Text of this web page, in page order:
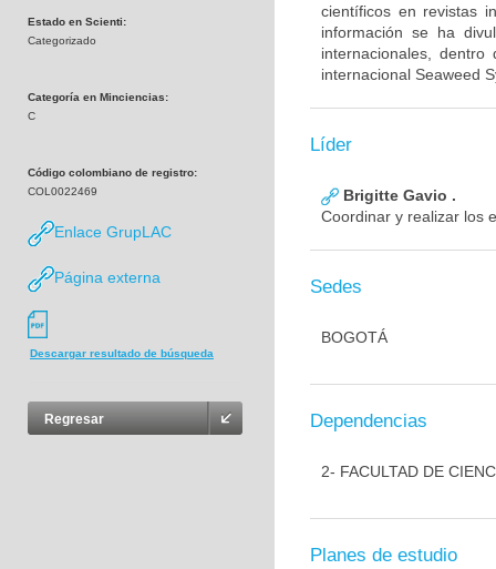
Estado en Scienti:
Categorizado
Categoría en Minciencias:
C
Código colombiano de registro:
COL0022469
Enlace GrupLAC
Página externa
Descargar resultado de búsqueda
Regresar
científicos en revistas
información se ha
internacionales,
internacional Seaweed
Líder
Brigitte Gavio .
Coordinar y realizar los
Sedes
BOGOTÁ
Dependencias
2- FACULTAD DE
Planes de estudio